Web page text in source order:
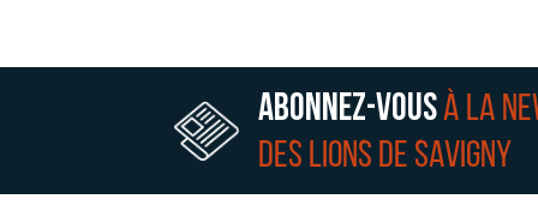
Abonnez-vousà la
des lions de Savigny